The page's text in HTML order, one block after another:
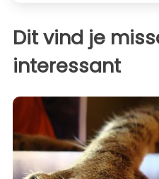
Dit vind je
interessant